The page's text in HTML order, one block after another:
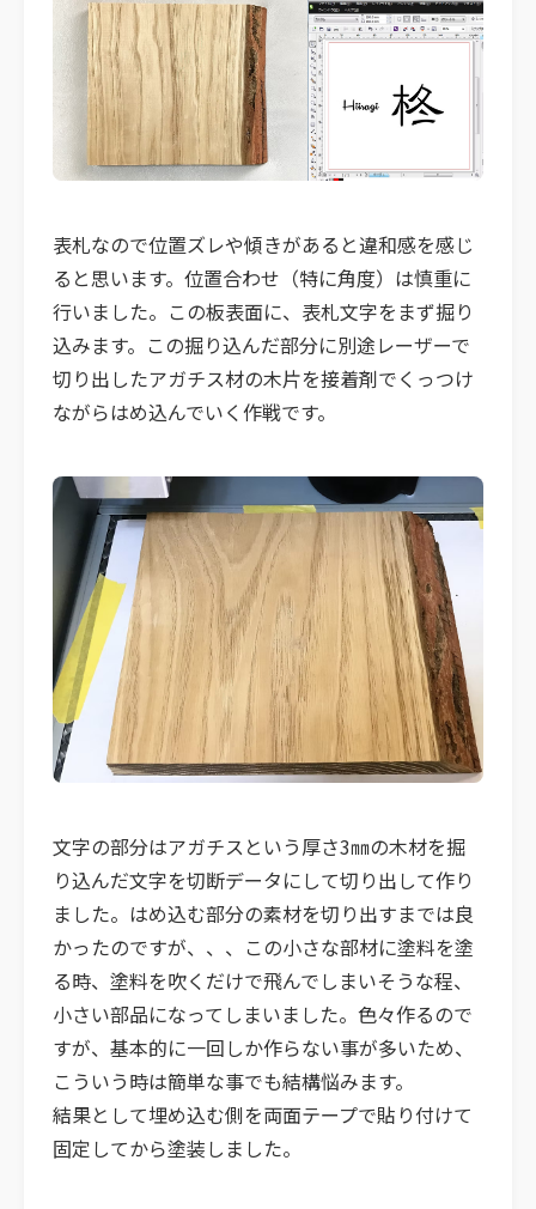
表札なので位置ズレや傾きがあると違和感を感じ
ると思います。位置合わせ（特に角度）は慎重に
行いました。この板表面に、表札文字をまず掘り
込みます。この掘り込んだ部分に別途レーザーで
切り出したアガチス材の木片を接着剤でくっつけ
ながらはめ込んでいく作戦です。
文字の部分はアガチスという厚さ3㎜の木材を掘
り込んだ文字を切断データにして切り出して作り
ました。はめ込む部分の素材を切り出すまでは良
かったのですが、、、この小さな部材に塗料を塗
る時、塗料を吹くだけで飛んでしまいそうな程、
小さい部品になってしまいました。色々作るので
すが、基本的に一回しか作らない事が多いため、
こういう時は簡単な事でも結構悩みます。
結果として埋め込む側を両面テープで貼り付けて
固定してから塗装しました。